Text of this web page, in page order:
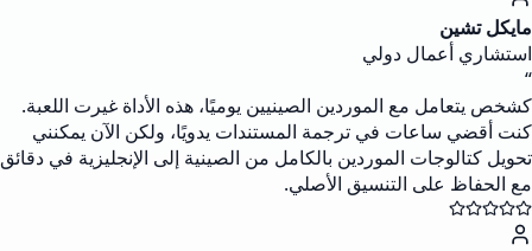
مايكل تشين
استشاري أعمال دولي
“
كشخص يتعامل مع الموردين الصينيين يوميًا، هذه الأداة غيرت اللعبة.
كنت أقضي ساعات في ترجمة المستندات يدويًا، ولكن الآن يمكنني
تحويل كتالوجات الموردين بالكامل من الصينية إلى الإنجليزية في دقائق
مع الحفاظ على التنسيق الأصلي.